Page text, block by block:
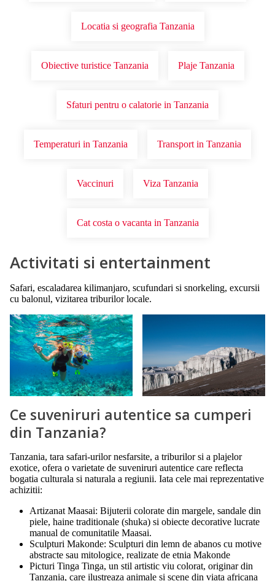
Locatia si geografia Tanzania
Obiective turistice Tanzania Plaje Tanzania
Sfaturi pentru o calatorie in Tanzania
Temperaturi in Tanzania Transport in Tanzania
Vaccinuri Viza Tanzania
Cat costa o vacanta in Tanzania
Activitati si entertainment
Safari, escaladarea kilimanjaro, scufundari si snorkeling, excursii
cu balonul, vizitarea triburilor locale.
Ce suveniruri autentice sa cumperi
din Tanzania?
Tanzania, tara safari-urilor nesfarsite, a triburilor si a plajelor
exotice, ofera o varietate de suveniruri autentice care reflecta
bogatia culturala si naturala a regiunii. Iata cele mai reprezentative
achizitii:
Artizanat Maasai: Bijuterii colorate din margele, sandale din
piele, haine traditionale (shuka) si obiecte decorative lucrate
manual de comunitatile Maasai.
Sculpturi Makonde: Sculpturi din lemn de abanos cu motive
abstracte sau mitologice, realizate de etnia Makonde
Picturi Tinga Tinga, un stil artistic viu colorat, originar din
Tanzania, care ilustreaza animale si scene din viata africana